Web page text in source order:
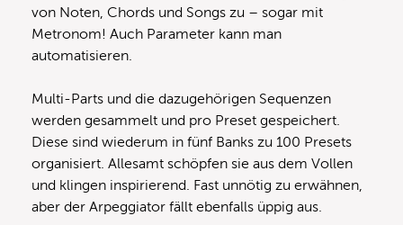
von Noten, Chords und Songs zu – sogar mit
Metronom! Auch Parameter kann man
automatisieren.
Multi-Parts und die dazugehörigen Sequenzen
werden gesammelt und pro Preset gespeichert.
Diese sind wiederum in fünf Banks zu 100 Presets
organisiert. Allesamt schöpfen sie aus dem Vollen
und klingen inspirierend. Fast unnötig zu erwähnen,
aber der Arpeggiator fällt ebenfalls üppig aus.